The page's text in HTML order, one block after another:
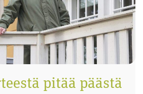
pitää päästä